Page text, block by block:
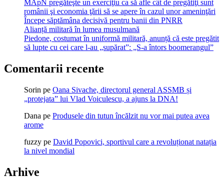
MApN pregăteşte un exerciţiu ca să afle cât de pregătiţi sunt
românii şi economia ţării să se apere în cazul unor ameninţări
Începe săptămâna decisivă pentru banii din PNRR
Alianță militară în lumea musulmană
Piedone, costumat în uniformă militară, anunță că este pregătit
să lupte cu cei care l-au „supărat”: „S-a întors boomerangul”
Comentarii recente
Sorin pe Oana Sivache, directorul general ASSMB și
„protejata” lui Vlad Voiculescu, a ajuns la DNA!
Dana pe Produsele din tutun încălzit nu vor mai putea avea
arome
fuzzy pe David Popovici, sportivul care a revoluționat natația
la nivel mondial
Arhive